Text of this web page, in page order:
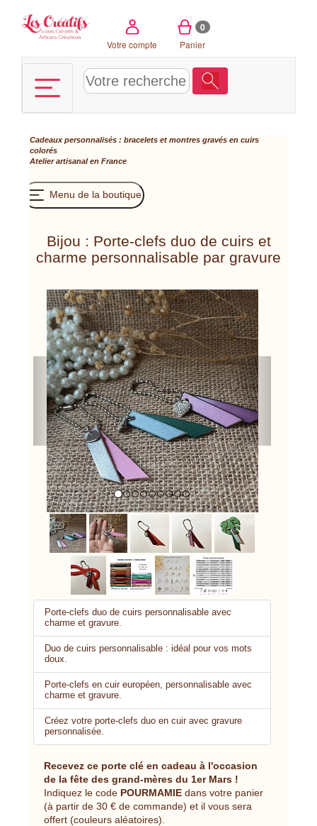
Votre compte
0
Panier
Cadeaux personnalisés : bracelets et montres gravés en cuirs
colorés
Atelier artisanal en France
Menu de la boutique
Bijou : Porte-clefs duo de cuirs et
charme personnalisable par gravure
Previous Next
Porte-clefs duo de cuirs personnalisable avec
charme et gravure.
Duo de cuirs personnalisable : idéal pour vos mots
doux.
Porte-clefs en cuir européen, personnalisable avec
charme et gravure.
Créez votre porte-clefs duo en cuir avec gravure
personnalisée.
Recevez ce porte clé en cadeau à l'occasion
de la fête des grand-mères du 1er Mars !
Indiquez le code POURMAMIE dans votre panier
(à partir de 30 € de commande) et il vous sera
offert (couleurs aléatoires).